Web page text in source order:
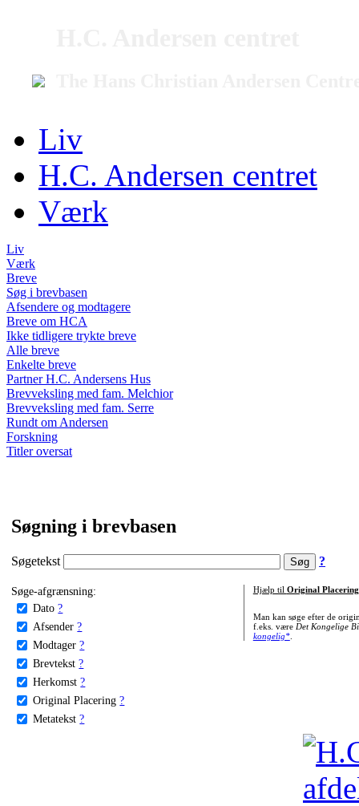
Liv
H.C. Andersen centret
Værk
Liv
Værk
Breve
Søg i brevbasen
Afsendere og modtagere
Breve om HCA
Ikke tidligere trykte breve
Alle breve
Enkelte breve
Partner H.C. Andersens Hus
Brevveksling med fam. Melchior
Brevveksling med fam. Serre
Rundt om Andersen
Forskning
Titler oversat
Søgning i brevbasen
Søgetekst ?
Søge-afgrænsning:
Dato ?
Afsender ?
Modtager ?
Brevtekst ?
Herkomst ?
Original Placering ?
Metatekst ?
Hjælp til Original Placering
Man kan søge efter de
f.eks. være Det Kongelige
kongelig*.